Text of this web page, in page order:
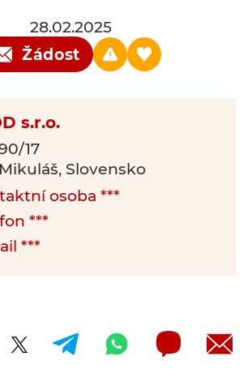
28.02.2025
Žádost
s.r.o.
17
Slovensko
osoba ***
***
***